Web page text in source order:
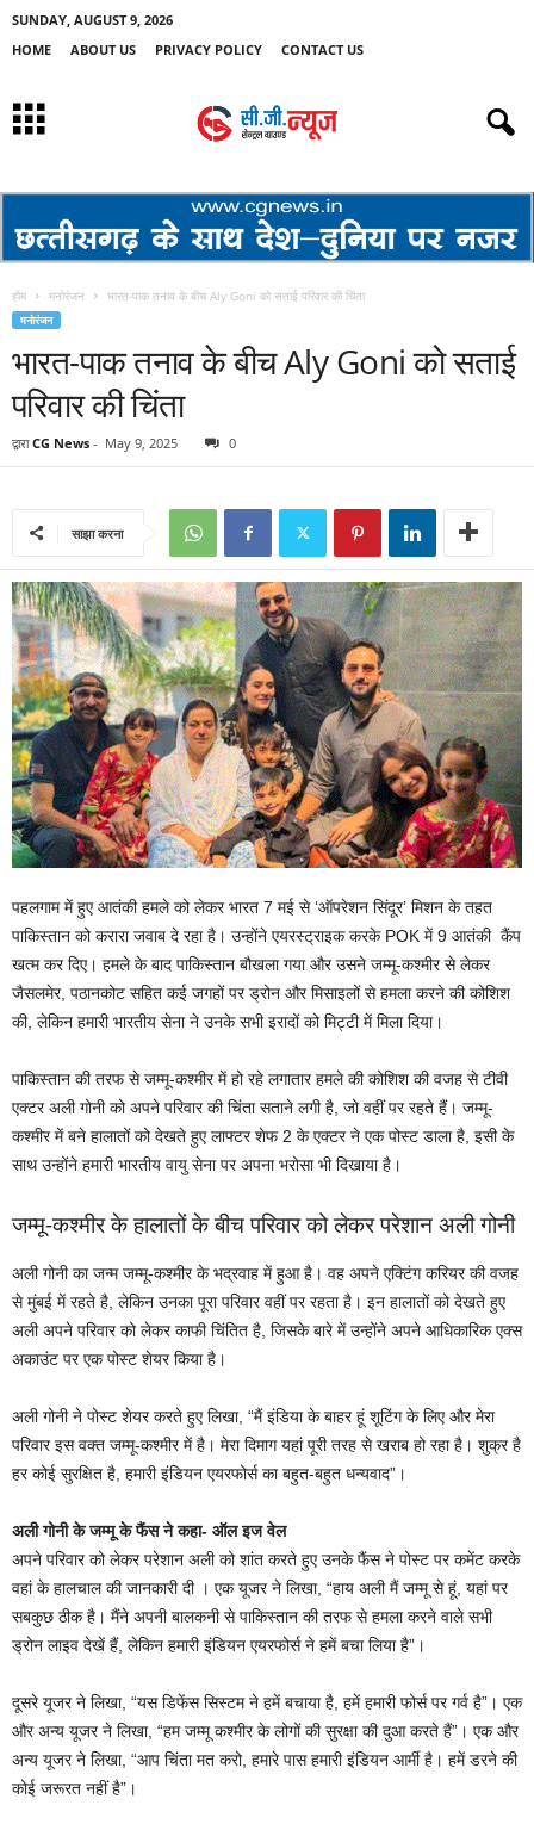
SUNDAY, AUGUST 9, 2026
HOME
ABOUT US PRIVACY POLICY CONTACT US
होम मनोरंजन भारत-पाक तनाव के बीच Aly Goni को सताई परिवार की चिंता
मनोरंजन
भारत-पाक तनाव के बीच Aly Goni को सताई
परिवार की चिंता
द्वारा CG News - May 9, 2025 0
साझा करना
पहलगाम में हुए आतंकी हमले को लेकर भारत 7 मई से ‘ऑपरेशन सिंदूर’ मिशन के तहत
पाकिस्तान को करारा जवाब दे रहा है। उन्होंने एयरस्ट्राइक करके POK में 9 आतंकी कैंप
खत्म कर दिए। हमले के बाद पाकिस्तान बौखला गया और उसने जम्मू-कश्मीर से लेकर
जैसलमेर, पठानकोट सहित कई जगहों पर ड्रोन और मिसाइलों से हमला करने की कोशिश
की, लेकिन हमारी भारतीय सेना ने उनके सभी इरादों को मिट्टी में मिला दिया।
पाकिस्तान की तरफ से जम्मू-कश्मीर में हो रहे लगातार हमले की कोशिश की वजह से टीवी
एक्टर अली गोनी को अपने परिवार की चिंता सताने लगी है, जो वहीं पर रहते हैं। जम्मू-
कश्मीर में बने हालातों को देखते हुए लाफ्टर शेफ 2 के एक्टर ने एक पोस्ट डाला है, इसी के
साथ उन्होंने हमारी भारतीय वायु सेना पर अपना भरोसा भी दिखाया है।
जम्मू-कश्मीर के हालातों के बीच परिवार को लेकर परेशान अली गोनी
अली गोनी का जन्म जम्मू-कश्मीर के भद्रवाह में हुआ है। वह अपने एक्टिंग करियर की वजह
से मुंबई में रहते है, लेकिन उनका पूरा परिवार वहीं पर रहता है। इन हालातों को देखते हुए
अली अपने परिवार को लेकर काफी चिंतित है, जिसके बारे में उन्होंने अपने आधिकारिक एक्स
अकाउंट पर एक पोस्ट शेयर किया है।
अली गोनी ने पोस्ट शेयर करते हुए लिखा, “मैं इंडिया के बाहर हूं शूटिंग के लिए और मेरा
परिवार इस वक्त जम्मू-कश्मीर में है। मेरा दिमाग यहां पूरी तरह से खराब हो रहा है। शुक्र है
हर कोई सुरक्षित है, हमारी इंडियन एयरफोर्स का बहुत-बहुत धन्यवाद”।
अली गोनी के जम्मू के फैंस ने कहा- ऑल इज वेल
अपने परिवार को लेकर परेशान अली को शांत करते हुए उनके फैंस ने पोस्ट पर कमेंट करके
वहां के हालचाल की जानकारी दी । एक यूजर ने लिखा, “हाय अली मैं जम्मू से हूं, यहां पर
सबकुछ ठीक है। मैंने अपनी बालकनी से पाकिस्तान की तरफ से हमला करने वाले सभी
ड्रोन लाइव देखें हैं, लेकिन हमारी इंडियन एयरफोर्स ने हमें बचा लिया है”।
दूसरे यूजर ने लिखा, “यस डिफेंस सिस्टम ने हमें बचाया है, हमें हमारी फोर्स पर गर्व है”। एक
और अन्य यूजर ने लिखा, “हम जम्मू कश्मीर के लोगों की सुरक्षा की दुआ करते हैं”। एक और
अन्य यूजर ने लिखा, “आप चिंता मत करो, हमारे पास हमारी इंडियन आर्मी है। हमें डरने की
कोई जरूरत नहीं है”।